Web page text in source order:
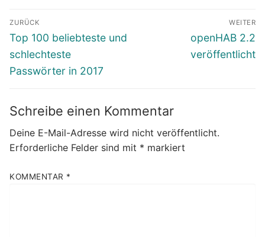
Beitragsnavigation
ZURÜCK
Vorheriger
Beitrag:
Top 100 beliebteste und
schlechteste
Passwörter in 2017
WEITER
Nächster
Beitrag:
openHAB 2.2
veröffentlicht
Schreibe einen Kommentar
Deine E-Mail-Adresse wird nicht veröffentlicht.
Erforderliche Felder sind mit * markiert
KOMMENTAR *